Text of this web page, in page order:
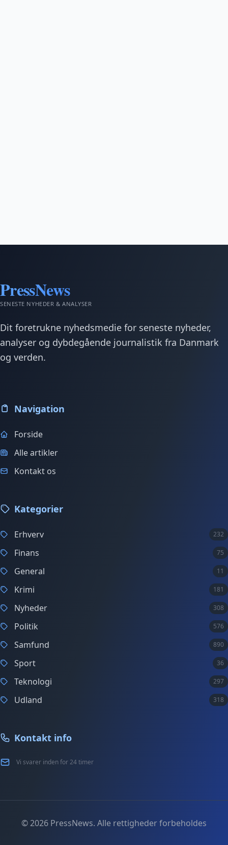
PressNews
SENESTE NYHEDER & ANALYSER
Dit foretrukne nyhedsmedie for seneste nyheder,
analyser og dybdegående journalistik fra Danmark
og verden.
Navigation
Forside
Alle artikler
Kontakt os
Kategorier
Erhverv 232
Finans 75
General 11
Krimi 181
Nyheder 308
Politik 576
Samfund 890
Sport 36
Teknologi 297
Udland 318
Kontakt info
Vi svarer inden for 24 timer
© 2026 PressNews. Alle rettigheder forbeholdes